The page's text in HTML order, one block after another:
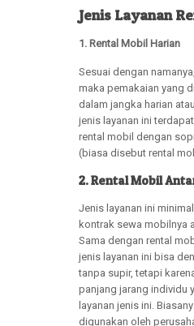
Jenis Layanan
1. Rental Mobil Harian
Sesuai dengan
maka pemakaian yang
dalam jangka harian
jenis layanan ini
rental mobil dengan
(biasa disebut rental
2. Rental Mobil
Jenis layanan ini
kontrak sewa mobilnya
Sama dengan rental
jenis layanan ini bisa
tanpa supir, tetapi
panjang jarang individu
layanan jenis ini.
digunakan oleh